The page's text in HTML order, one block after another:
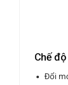
Chế
Đổi